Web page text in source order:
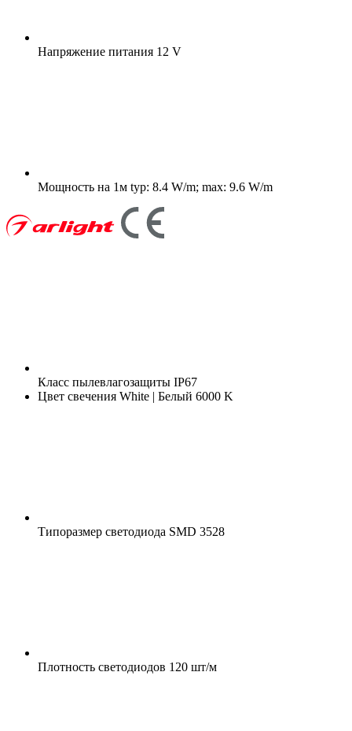
Напряжение питания 12 V
Мощность на 1м typ: 8.4 W/m; max: 9.6 W/m
Класс пылевлагозащиты IP67
Цвет свечения White | Белый 6000 K
Типоразмер светодиода SMD 3528
Плотность светодиодов 120 шт/м